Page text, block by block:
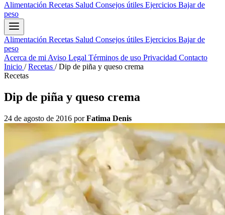
Alimentación Recetas Salud Consejos útiles Ejercicios Bajar de
peso
Alimentación Recetas Salud Consejos útiles Ejercicios Bajar de
peso
Acerca de mi Aviso Legal Términos de uso Privacidad Contacto
Inicio / Recetas / Dip de piña y queso crema
Recetas
Dip de piña y queso crema
24 de agosto de 2016 porFatima Denis